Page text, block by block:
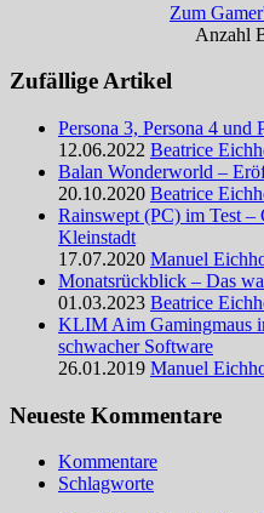
Zum
Anzahl
Zufällige Artikel
Persona 3, Persona 4 und
12.06.2022 Beatrice
Balan Wonderworld –
20.10.2020 Beatrice
Rainswept (PC) im Test
Kleinstadt
17.07.2020 Manuel
Monatsrückblick – Das
01.03.2023 Beatrice
KLIM Aim Gamingmaus
schwacher Software
26.01.2019 Manuel
Neueste Kommentare
Kommentare
Schlagworte